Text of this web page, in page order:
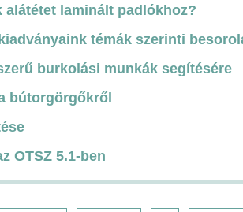
alátétet laminált padlókhoz?
témák szerinti
burkolási munkák segítésére
bútorgörgőkről
OTSZ 5.1-ben